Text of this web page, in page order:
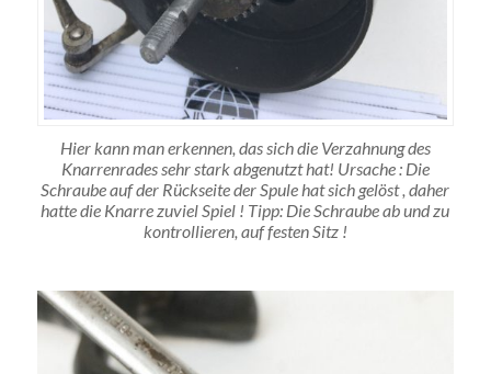
Hier kann man erkennen, das sich die Verzahnung des
Knarrenrades sehr stark abgenutzt hat! Ursache : Die
Schraube auf der Rückseite der Spule hat sich gelöst , daher
hatte die Knarre zuviel Spiel ! Tipp: Die Schraube ab und zu
kontrollieren, auf festen Sitz !